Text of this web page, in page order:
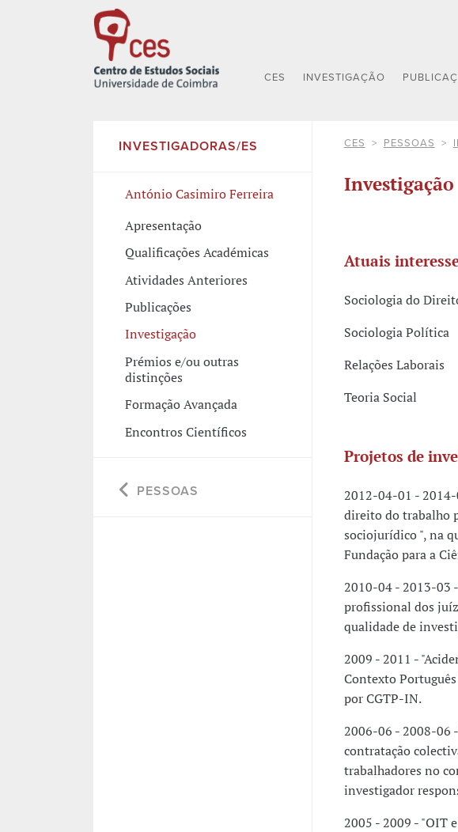
CES INVESTIGAÇÃO
INVESTIGADORAS/ES
António Casimiro Ferreira
Apresentação
Qualificações Académicas
Atividades Anteriores
Publicações
Investigação
Prémios e/ou outras
distinções
Formação Avançada
Encontros Científicos
PESSOAS
CES PESSOAS
Investigação
Atuais
Sociologia do
Sociologia Política
Relações Laborais
Teoria Social
Projetos de
2012-04-01 -
direito do trabalho
sociojurídico ", na
Fundação para a
2010-04 - 2013-03
profissional dos
qualidade de
2009 - 2011 -
Contexto
por CGTP-IN.
2006-06 - 2008-06
contratação
trabalhadores no
investigador
2005 - 2009 - "OIT